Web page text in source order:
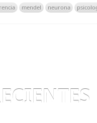
mendel neurona